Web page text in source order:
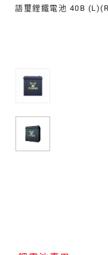
語璽鋰鐵電池 40B
用